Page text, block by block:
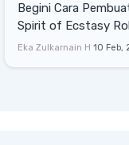
Begini Cara
Spirit of Ecstasy
Eka Zulkarnain H 10 Feb,